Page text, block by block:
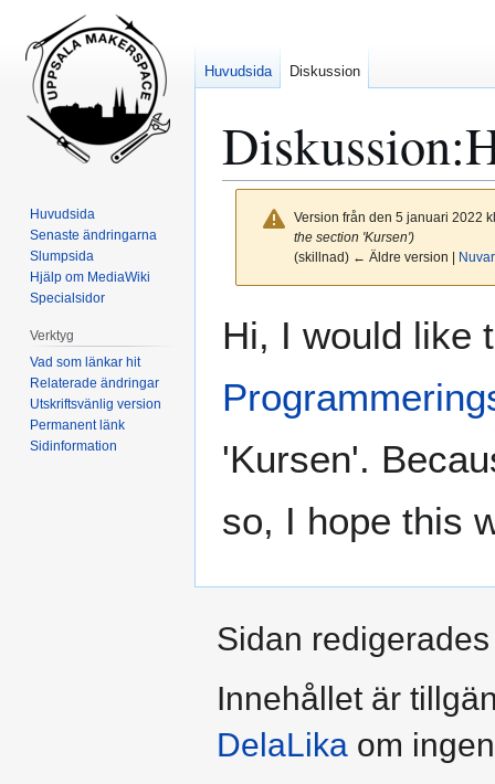
Diskussion:
Version från den 5 januari 2022
the section 'Kursen')
(skillnad) ← Äldre version |
till
till
Hi, I would like
'Kursen'.
so, I hope this
Huvudsida Diskussion
Huvudsida
Senaste ändringarna
Slumpsida
Hjälp om MediaWiki
Specialsidor
Verktyg
Vad som länkar hit
Relaterade ändringar
Utskriftsvänlig version
Permanent länk
Sidinformation
Sidan
Innehållet är
DelaLika om